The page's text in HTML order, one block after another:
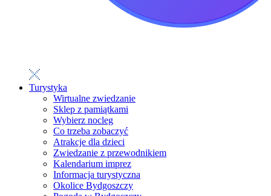
Turystyka
Wirtualne zwiedzanie
Sklep z pamiątkami
Wybierz nocleg
Co trzeba zobaczyć
Atrakcje dla dzieci
Zwiedzanie z przewodnikiem
Kalendarium imprez
Informacja turystyczna
Okolice Bydgoszczy